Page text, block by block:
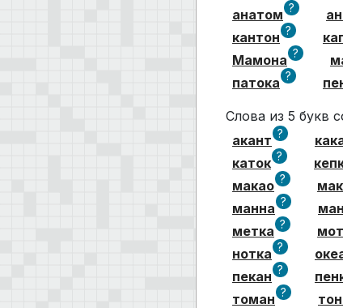
анатом ?
кантон ?
Мамона ?
патока ?
Слова из 5 букв
акант ?
каток ?
макао ?
манна ?
метка ?
нотка ?
пекан ?
томан ?